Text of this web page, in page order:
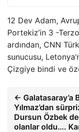
12 Dev Adam,
Portekiz’in 3 -
ardından, CNN
sunucusu,
Çizgiye bindi ve
← Galatasaray’a
Yılmaz’dan
Dursun Özbek
olanlar oldu….